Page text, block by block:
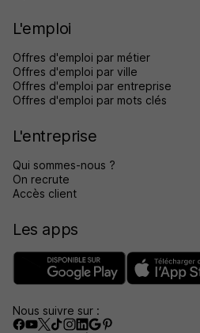
L'emploi
Offres d'emploi par métier
Offres d'emploi par ville
Offres d'emploi par entreprise
Offres d'emploi par mots clés
L'entreprise
Qui sommes-nous ?
On recrute
Accès client
Les apps
Nous suivre sur :